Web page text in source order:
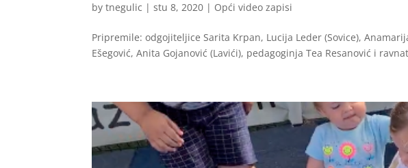
bytnegulic |stu 8, 2020 | Opći video zapisi
Pripremile: odgojiteljice Sarita Krpan, Lucija Leder (Sovice),
Ešegović, Anita Gojanović (Lavići), pedagoginja Tea Resanović i